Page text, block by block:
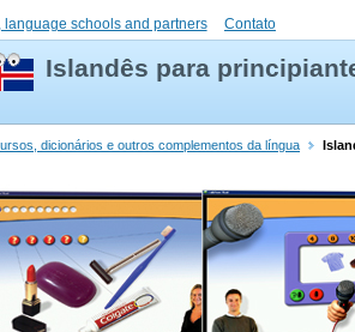
schools and partners Contato
Islandês para
dicionários e outros complementos da língua